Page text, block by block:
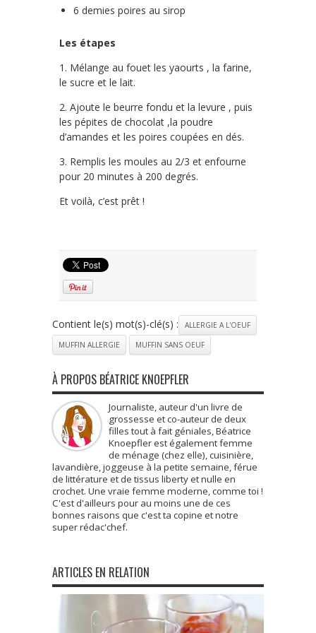
6 demies poires au sirop
Les étapes
1. Mélange au fouet les yaourts , la farine,
le sucre et le lait.
2. Ajoute le beurre fondu et la levure , puis
les pépites de chocolat ,la poudre
d’amandes et les poires coupées en dés.
3. Remplis les moules au 2/3 et enfourne
pour 20 minutes à 200 degrés.
Et voilà, c’est prêt !
Contient le(s) mot(s)-clé(s) :
ALLERGIE A L'OEUF
MUFFIN ALLERGIE
MUFFIN SANS OEUF
À PROPOS BÉATRICE KNOEPFLER
Journaliste, auteur d'un livre de
grossesse et co-auteur de deux
filles tout à fait géniales, Béatrice
Knoepfler est également femme
de ménage (chez elle), cuisinière,
lavandière, joggeuse à la petite semaine, férue
de littérature et de tissus liberty et nulle en
crochet. Une vraie femme moderne, comme toi !
C'est d'ailleurs pour au moins une de ces
bonnes raisons que c'est ta copine et notre
super rédac'chef.
ARTICLES EN RELATION